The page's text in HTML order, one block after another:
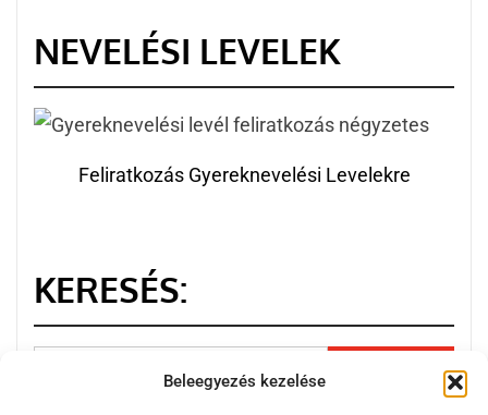
Beleegyezés kezelése
NEVELÉSI LEVELEK
Feliratkozás Gyereknevelési Levelekre
KERESÉS: